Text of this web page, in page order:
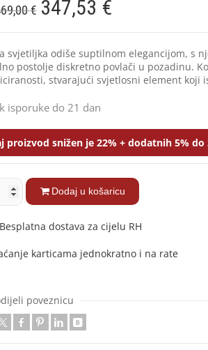
€ 347,53 €
svjetiljka odiše suptilnom elegancijom, s
postolje diskretno povlači u pozadinu.
stvarajući svjetlosni element koji
isporuke do 21 dan
proizvod snižen je 22% + dodatnih 5% do
Dodaj u košaricu
Besplatna dostava za cijelu RH
karticama jednokratno i na rate
poveznicu